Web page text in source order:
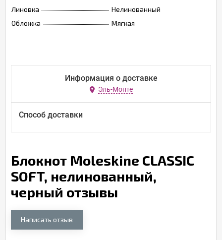
Линовка
Нелинованный
Обложка
Мягкая
Информация о доставке
Эль-Монте
Способ доставки
Блокнот Moleskine CLASSIC
SOFT, нелинованный,
черный отзывы
Написать отзыв